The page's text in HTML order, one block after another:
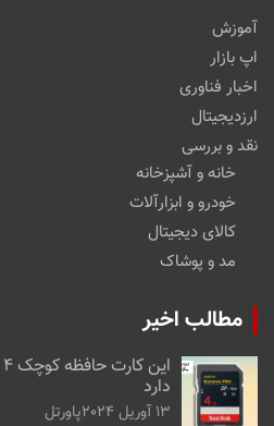
آموزش
اپ بازار
اخبار فناوری
ارزدیجیتال
نقد و بررسی
خانه و آشپزخانه
خودرو و ابزارآلات
کالای دیجیتال
مد و پوشاک
مطالب اخیر
دارد
13 آوریل 2024 پاورتل